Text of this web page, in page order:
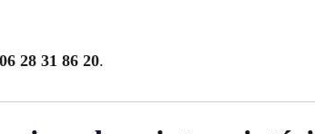
06 28 31 86 20.